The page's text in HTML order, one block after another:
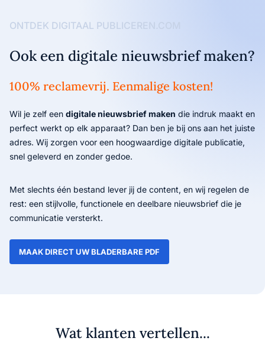
ONTDEK DIGITAAL PUBLICEREN.COM
Ook een digitale nieuwsbrief maken?
100% reclamevrij. Eenmalige kosten!
Wil je zelf een digitale nieuwsbrief maken die indruk maakt en
perfect werkt op elk apparaat? Dan ben je bij ons aan het juiste
adres. Wij zorgen voor een hoogwaardige digitale publicatie,
snel geleverd en zonder gedoe.
Met slechts één bestand lever jij de content, en wij regelen de
rest: een stijlvolle, functionele en deelbare nieuwsbrief die je
communicatie versterkt.
MAAK DIRECT UW BLADERBARE PDF
Wat klanten vertellen...